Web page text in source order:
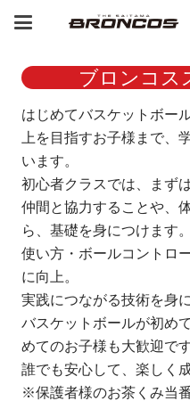
ブロンコス
はじめてバスケットボー
上を目指すお子様まで、
います。
初心者クラスでは、まず
仲間と協力することや、
ら、基礎を身につけます
使い方・ボールコントロ
に向上。
実践につながる技術を身
バスケットボールが初め
めてのお子様も大歓迎で
誰でも安心して、楽しく
※保護者様のお茶くみ当